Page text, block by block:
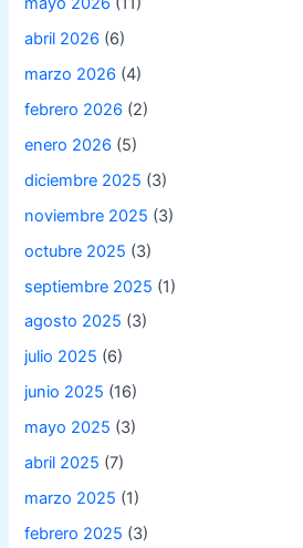
abril 2026 (6)
marzo 2026 (4)
febrero 2026 (2)
enero 2026 (5)
diciembre 2025 (3)
noviembre 2025 (3)
octubre 2025 (3)
septiembre 2025 (1)
agosto 2025 (3)
julio 2025 (6)
junio 2025 (16)
mayo 2025 (3)
abril 2025 (7)
marzo 2025 (1)
febrero 2025 (3)